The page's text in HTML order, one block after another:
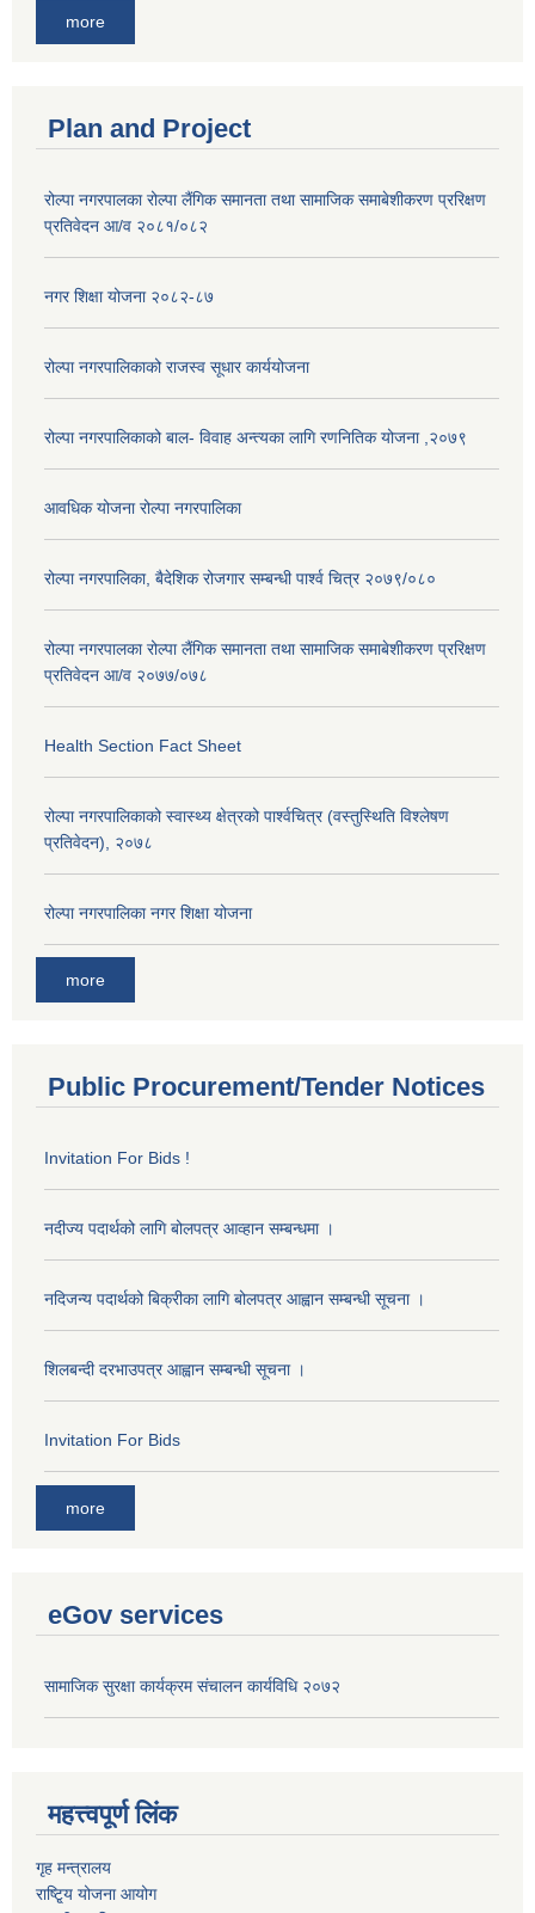
more
Plan and Project
रोल्पा नगरपालका रोल्पा लैंगिक समानता तथा सामाजिक समाबेशीकरण प्ररिक्षण
प्रतिवेदन आ/व २०८१/०८२
नगर शिक्षा योजना २०८२-८७
रोल्पा नगरपालिकाको राजस्व सूधार कार्ययोजना
रोल्पा नगरपालिकाको बाल- विवाह अन्त्यका लागि रणनितिक योजना ,२०७९
आवधिक योजना रोल्पा नगरपालिका
रोल्पा नगरपालिका, बैदेशिक रोजगार सम्बन्धी पार्श्व चित्र २०७९/०८०
रोल्पा नगरपालका रोल्पा लैंगिक समानता तथा सामाजिक समाबेशीकरण प्ररिक्षण
प्रतिवेदन आ/व २०७७/०७८
Health Section Fact Sheet
रोल्पा नगरपालिकाको स्वास्थ्य क्षेत्रको पार्श्वचित्र (वस्तुस्थिति विश्लेषण
प्रतिवेदन), २०७८
रोल्पा नगरपालिका नगर शिक्षा योजना
more
Public Procurement/Tender Notices
Invitation For Bids !
नदीज्य पदार्थको लागि बोलपत्र आव्हान सम्बन्धमा ।
नदिजन्य पदार्थको बिक्रीका लागि बोलपत्र आह्वान सम्बन्धी सूचना ।
शिलबन्दी दरभाउपत्र आह्वान सम्बन्धी सूचना ।
Invitation For Bids
more
eGov services
सामाजिक सुरक्षा कार्यक्रम संचालन कार्यविधि २०७२
महत्त्वपूर्ण लिंक
गृह मन्त्रालय
राष्टि्ृय योजना आयोग